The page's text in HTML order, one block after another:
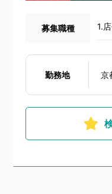
募集職種 1.
勤務地 京